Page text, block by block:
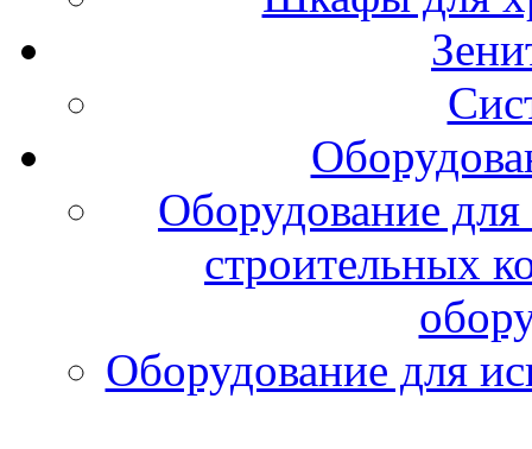
Оборудование
строительных
Оборудование для